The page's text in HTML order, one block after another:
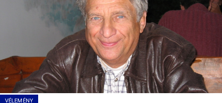
VÉLEMÉNY